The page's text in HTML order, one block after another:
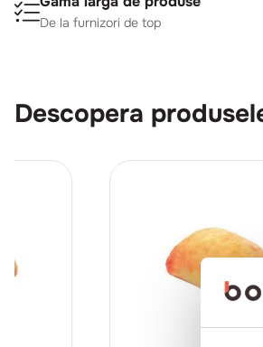
De la furnizori de top
Descopera